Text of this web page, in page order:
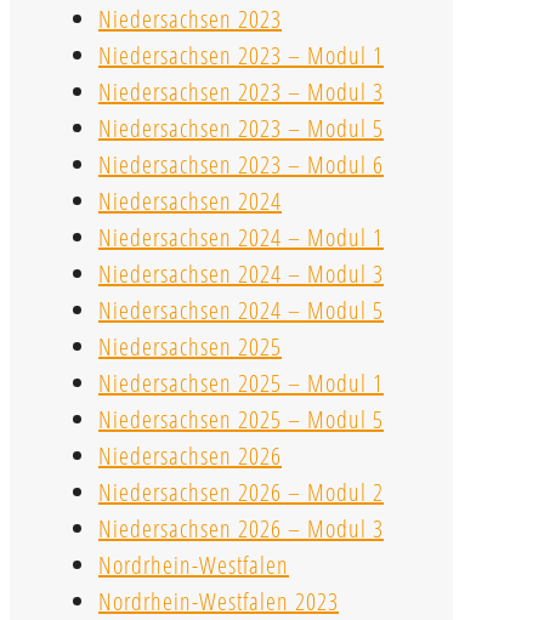
Niedersachsen 2023
Niedersachsen 2023 – Modul 1
Niedersachsen 2023 – Modul 3
Niedersachsen 2023 – Modul 5
Niedersachsen 2023 – Modul 6
Niedersachsen 2024
Niedersachsen 2024 – Modul 1
Niedersachsen 2024 – Modul 3
Niedersachsen 2024 – Modul 5
Niedersachsen 2025
Niedersachsen 2025 – Modul 1
Niedersachsen 2025 – Modul 5
Niedersachsen 2026
Niedersachsen 2026 – Modul 2
Niedersachsen 2026 – Modul 3
Nordrhein-Westfalen
Nordrhein-Westfalen 2023